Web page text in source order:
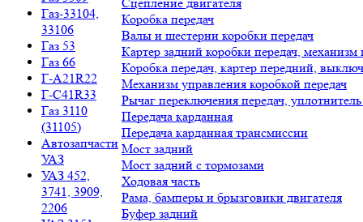
Газ-33104,
33106
Газ 53
Газ 66
Г-A21R22
Г-C41R33
Газ 3110
(31105)
Автозапчасти
УАЗ
УАЗ 452,
3741, 3909,
2206
Коробка передач
Валы и шестерни коробки передач
Картер задний коробки передач, механизм
Коробка передач, картер передний,
Механизм управления коробкой передач
Рычаг переключения передач,
Передача карданная
Передача карданная трансмиссии
Мост задний
Мост задний с тормозами
Ходовая часть
Рама, бамперы и брызговики двигателя
Буфер задний